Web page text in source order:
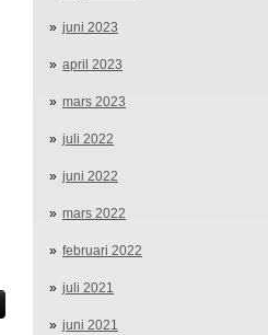
juni 2023
april 2023
mars 2023
juli 2022
juni 2022
mars 2022
februari 2022
juli 2021
juni 2021